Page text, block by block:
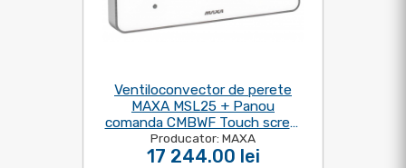
Ventiloconvector de perete
MAXA MSL25 + Panou
comanda CMBWF Touch screm
WI-FI
Producator: MAXA
17 244.00 lei